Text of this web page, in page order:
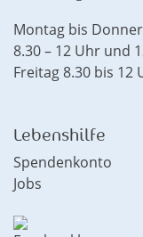
Montag bis
8.30 – 12 Uhr und
Freitag 8.30 bis 12
Lebenshilfe
Spendenkonto
Jobs